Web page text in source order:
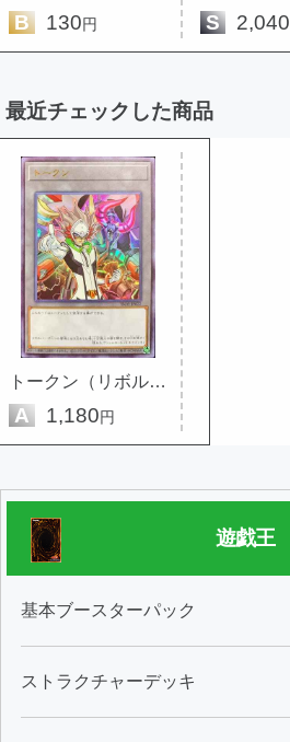
B 130円 S 2,040
最近チェックした商品
トークン（リボルバー＆ヴァレル...
A 1,180円
遊戯王
基本ブースターパック
ストラクチャーデッキ